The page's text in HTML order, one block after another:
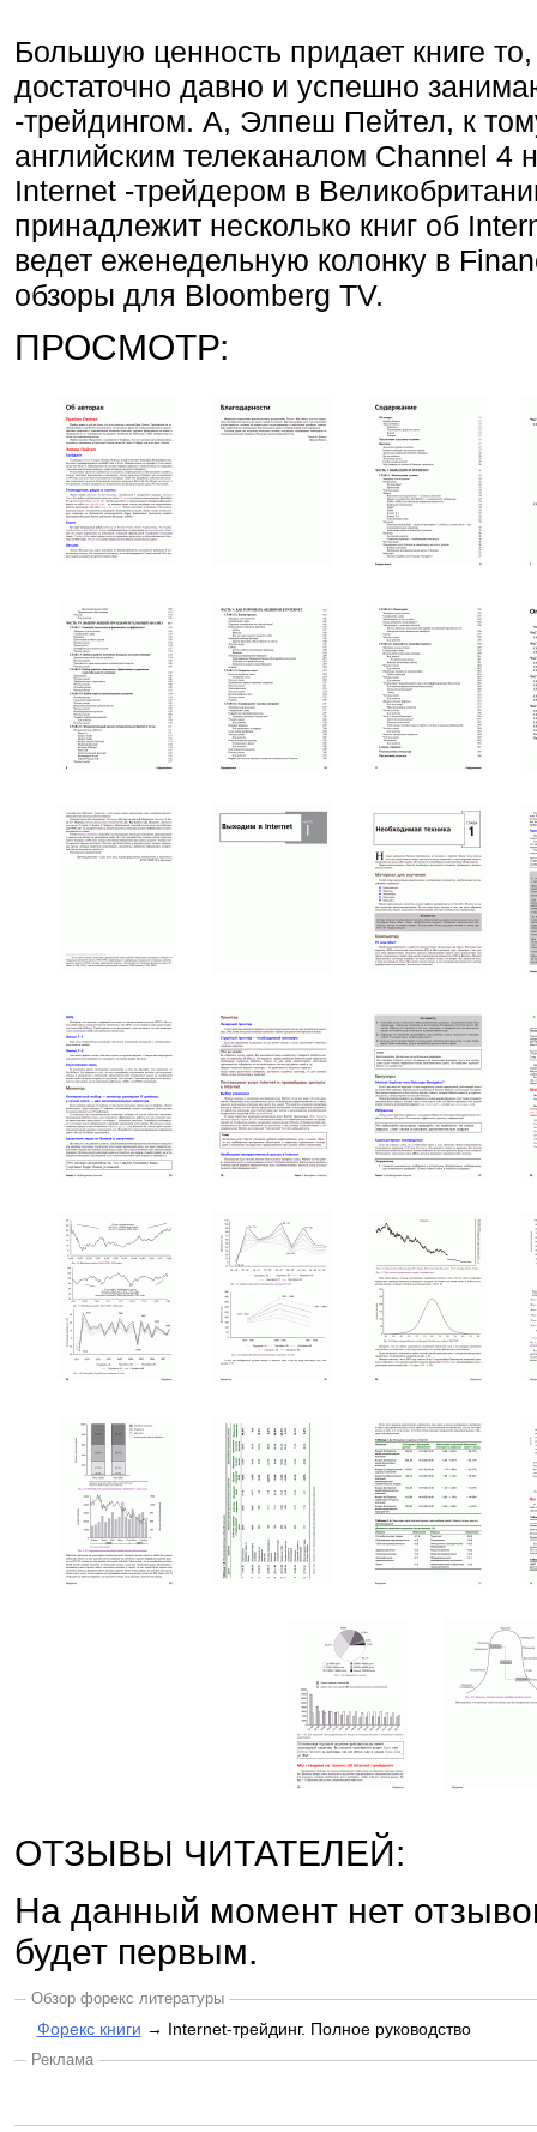
Большую ценность придает книге
достаточно давно и успешно
-трейдингом. А, Элпеш Пейтел, к
английским телеканалом Channel 4
Internet -трейдером в
принадлежит несколько книг об
ведет еженедельную колонку в
обзоры для Bloomberg TV.
ПРОСМОТР:
ОТЗЫВЫ ЧИТАТЕЛЕЙ:
На данный момент нет
будет первым.
Обзор форекс литературы
Форекс книги → Internet-трейдинг. Полное руководство
Реклама